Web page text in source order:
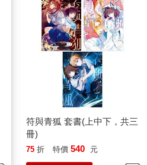
符與青狐 套書(上中下，共三
冊)
75 折 特價 540 元